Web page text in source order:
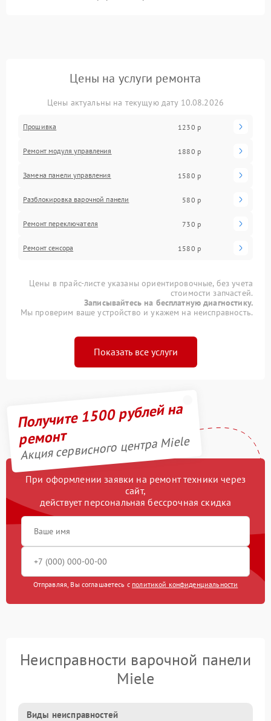
Цены на услуги ремонта
Цены актуальны на текущую дату 10.08.2026
Прошивка 1230 р
Ремонт модуля управления 1880 р
Замена панели управления 1580 р
Разблокировка варочной панели 580 р
Ремонт переключателя 730 р
Ремонт сенсора 1580 р
Цены в прайс-листе указаны ориентировочные, без учета
стоимости запчастей.
Записывайтесь на бесплатную диагностику.
Мы проверим ваше устройство и укажем на неисправность.
Показать все услуги
Получите 1500 рублей на
ремонт
Акция сервисного центра Miele
При оформлении заявки на ремонт техники через
сайт,
действует персональная бессрочная скидка
Отправляя, Вы соглашаетесь с политикой конфиденциальности
Неисправности варочной панели
Miele
Виды неисправностей